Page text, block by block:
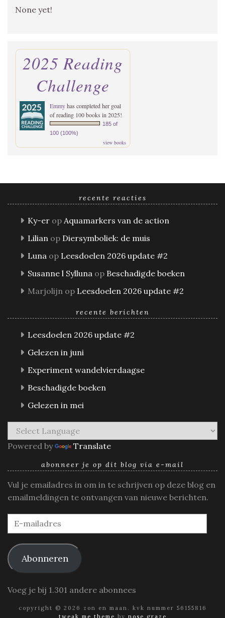
None yet!
2025 Reading
Challenge
Emmyhas completed her goal
of reading 100 books in 2025!
185 of
100 (100%)
view books
recente reacties
Ky-er op Aquamarkers van de action
Lilian op Diersymboliek: de muis
Luna op Leesdoelen 2026 update #2
Susanne l Sylluna op Beschadigde boeken
Marjolijn op Leesdoelen 2026 update #2
recente berichten
Leesdoelen 2026 update #2
Gelezen in juni
Experiment wandelvierdaagse
Beschadigde boeken
Gelezen in mei
Powered by Translate
abonneer je op dit blog via e-mail
Vul je emailadres in om in te schrijven op deze blog en
emailmeldingen te ontvangen van nieuwe berichten.
E-
mailadres
Abonneren
Voeg je bij 1.301 andere abonnees
copyright © 2026 zon en maan. kvk nummer 56155816
tweak me theme by nose graze